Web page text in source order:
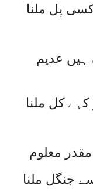
پل ملنا
ہیں عدیم
کل ملنا
معلوم
جنگل ملنا